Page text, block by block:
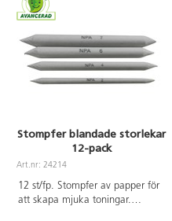
underlag och textilier vid
användande. Linjebredd 0,6 mm.
Längd 135 mm. ø 11 mm. CE-
märkta. PVC-fri. Från 3 år.
Stompfer blandade storlekar
12-pack
Art.nr: 24214
12 st/fp. Stompfer av papper för
att skapa mjuka toningar.